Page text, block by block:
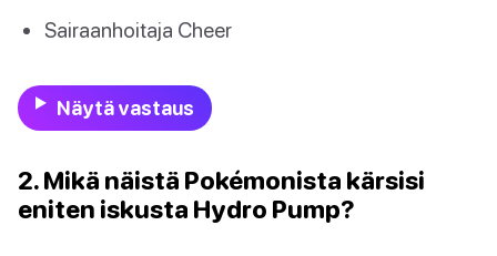
Sairaanhoitaja Cheer
Näytä vastaus
2. Mikä näistä Pokémonista kärsisi
eniten iskusta Hydro Pump?